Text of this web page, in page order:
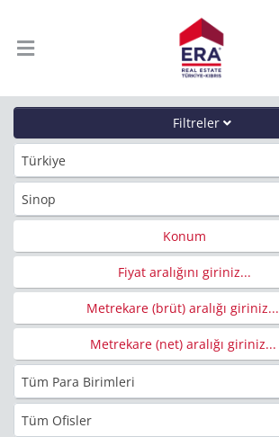
Filtreler
Türkiye
Sinop
Konum
Fiyat aralığını giriniz...
Metrekare (brüt) aralığı giriniz...
Metrekare (net) aralığı giriniz...
Tüm Para Birimleri
Tüm Ofisler